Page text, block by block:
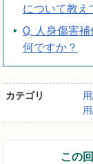
について教え
Q. 人身傷害
何ですか？
カテゴリ
この